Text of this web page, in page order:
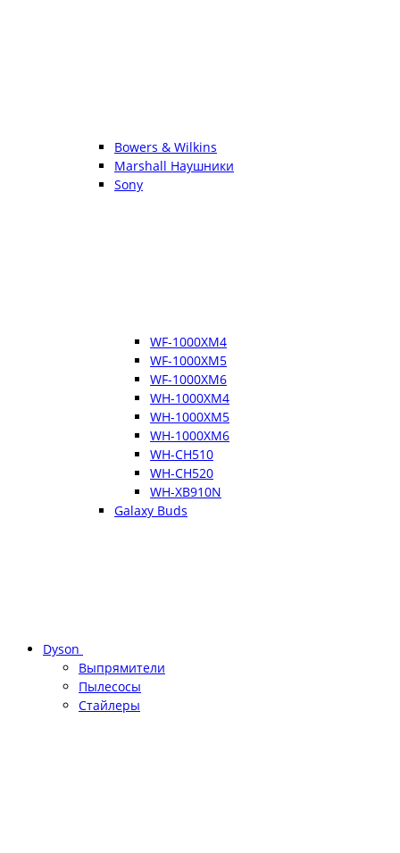
Bowers & Wilkins
Marshall Наушники
Sony
WF-1000XM4
WF-1000XM5
WF-1000XM6
WH-1000XM4
WH-1000XM5
WH-1000XM6
WH-CH510
WH-CH520
WH-XB910N
Galaxy Buds
Dyson
Выпрямители
Пылесосы
Стайлеры